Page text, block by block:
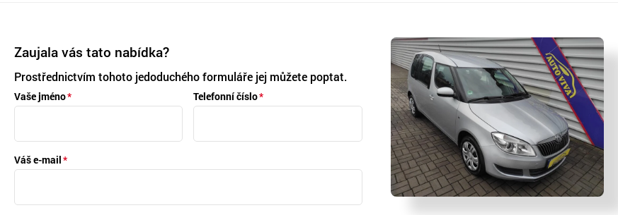
Zaujala vás tato nabídka?
Prostřednictvím tohoto jedoduchého formuláře jej můžete poptat.
Vaše jméno Telefonní číslo
Váš e-mail